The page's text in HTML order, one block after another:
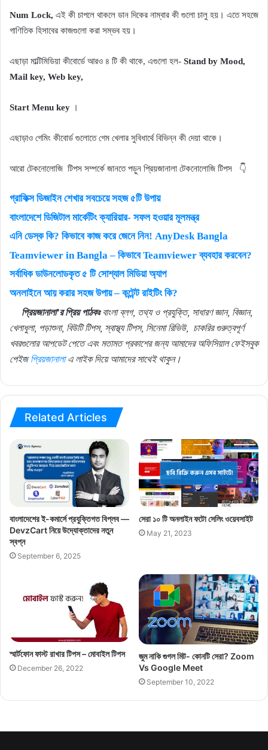
Num Lock, এই কী চাপলে থাকলে ডান দিকের নাম্বার কী গুলো চালু হয়। এতে সহজে
গাণিতিক হিসাবের কাজগুলো করা সম্ভব হয়।
এছাড়া মাল্টিমিডিয়া কীবোর্ডে আরও ৪ টি কী থাকে, এগুলো হল- Stand by Mood,
Mail key, Web key,
Start Menu key ।
এছাড়াও গেমিং কীবোর্ড গুলোতে গেম খেলার সুবিধার্থে বিভিন্ন কী দেয়া থাকে।
আরো টেকনোলোজি টিপস সম্পর্কে জানতে পড়ুন প্রিয়জানালা টেকনোলোজি টিপস 👇
গ্রাফিক্স ডিজাইন শেখার সবচেয়ে সহজ ৫টি উপায়
বাংলাদেশে ডিজিটাল মার্কেটিং ক্যারিয়ার- সফল হওয়ার মূলমন্ত্র
এনি ডেস্ক কি? কিভাবে কাজ করে জেনে নিন! AnyDesk Bangla
Teamviewer in Bangla – কিভাবে Teamviewer ব্যবহার করবেন?
সর্বাধিক ডাউনলোডকৃত ৫ টি সোশ্যাল মিডিয়া অ্যাপ
অনলাইনে আয় করার সহজ উপায় – কন্টেন্ট রাইটিং কি?
প্রিয়জানালা’র প্রিয় পাঠকঃবাংলা ব্লগ, তথ্য ও প্রযুক্তি, সাধারণ জ্ঞান, বিজ্ঞান,
খেলাধুলা, পড়াশুনা, বিউটি টিপস, স্বাস্থ্য টিপস, সিনেমা রিভিউ,
চাকরির গুরুত্বপূর্ণ
খবরগুলোর আপডেট পেতে এবং মতামত প্রকাশের জন্য আমাদের অফিসিয়াল ফেইসবুক
পেইজপ্রিয়জানালাএ লাইক দিয়ে আমাদের সাথেই থাকুন।
Related Articles
বাংলাদেশের ই-কমার্সে প্রযুক্তিগত বিপ্লব —
DevzCart নিয়ে উদ্যোক্তাদের নতুন
স্বপ্ন
September 6, 2025
সেরা ১০ টি অনলাইন ফটো সেলিং ওয়েবসাইট
May 21, 2023
স্মার্টফোন ফাস্ট রাখার টিপস – মোবাইল টিপস
December 26, 2022
জুম নাকি গুগল মিট- কোনটি সেরা? Zoom
Vs Google Meet
September 10, 2022